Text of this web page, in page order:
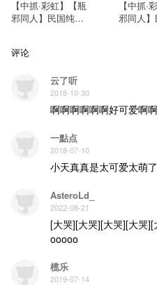
-声明-
【中抓·彩虹】【瓶
邪同人】民国纯爱
x小苒）
【中抓·
邪同人
评论
云了听
2018-10-30
啊啊啊啊啊啊好可爱啊
一點点
2018-07-10
小天真真是太可爱太萌
AsteroLd_
2022-08-21
[大哭][大哭][大哭][大哭
ooooo
榄乐
2019-07-14